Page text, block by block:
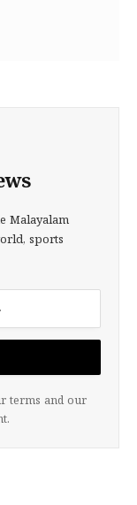
Malayalam
sports
terms and our